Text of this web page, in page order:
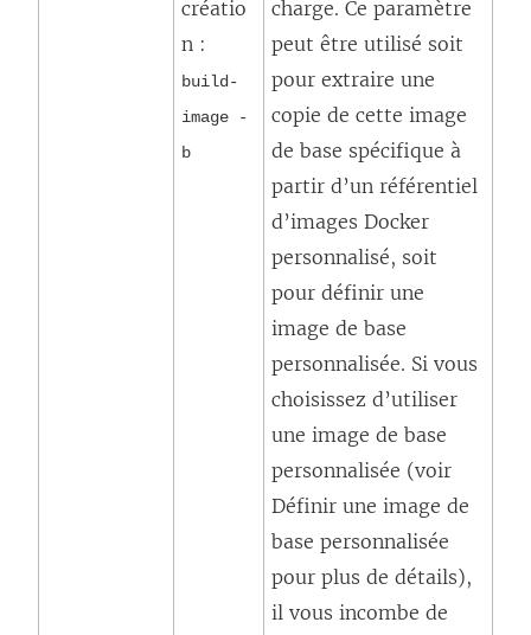
créatio
n :
build-
image -
b
charge. Ce paramètre
peut être utilisé soit
pour extraire une
copie de cette image
de base spécifique à
partir d’un référentiel
d’images Docker
personnalisé, soit
pour définir une
image de base
personnalisée. Si vous
choisissez d’utiliser
une image de base
personnalisée (voir
Définir une image de
base personnalisée
pour plus de détails),
il vous incombe de